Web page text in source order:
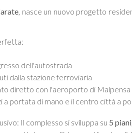
, nasce un nuovo progetto
dell'autostrada
dalla stazione ferroviaria
diretto con l'aeroporto di Malpensa
a portata di mano e il centro città a
Il complesso si sviluppa su 5 piani